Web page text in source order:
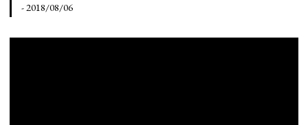
- 2018/08/06